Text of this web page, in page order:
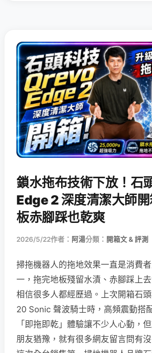
鎖水拖布技術下放！石
Edge 2 深度清潔大師
板赤腳踩也乾爽
2026/5/22作者： 阿湯分類： 開箱文 & 評測
掃拖機器人的拖地效果一直是消費
一，拖完地板殘留水漬、赤腳踩上
相信很多人都經歷過。上次開箱石
20 Sonic 聲波騎士時，高頻震動搭
「即拖即乾」體驗讓不少人心動，
朋友猶豫，就有很多網友留言問有